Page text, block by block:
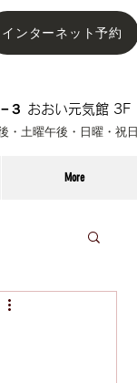
インターネット予約
３ おおい元気館 3F
・土曜午後・日曜・祝日
More